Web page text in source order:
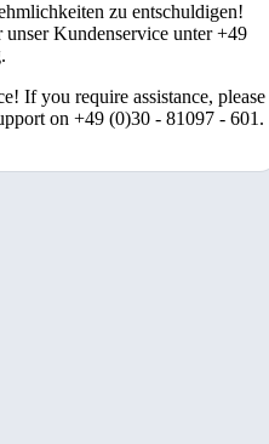
zu entschuldigen!
Kundenservice unter +49
If you require assistance, please
on +49 (0)30 - 81097 - 601.